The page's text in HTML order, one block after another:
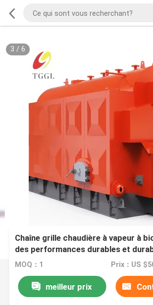
3 / 6
Chaîne grille chaudière à vapeur à
des performances durables et
MOQ：1
meilleur prix